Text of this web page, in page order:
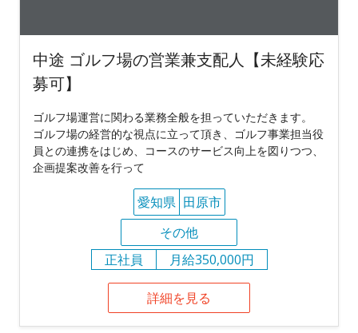
中途 ゴルフ場の営業兼支配人【未経験応
募可】
ゴルフ場運営に関わる業務全般を担っていただきます。
ゴルフ場の経営的な視点に立って頂き、ゴルフ事業担当役
員との連携をはじめ、コースのサービス向上を図りつつ、
企画提案改善を行って
愛知県 田原市
その他
正社員
月給350,000円
詳細を見る